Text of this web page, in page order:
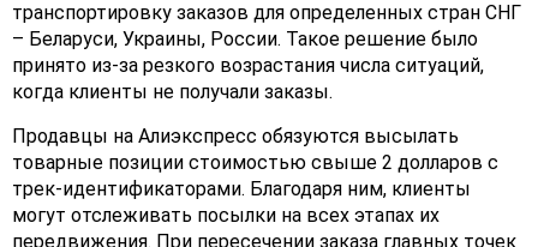
транспортировку заказов для определенных стран СНГ
– Беларуси, Украины, России. Такое решение было
принято из-за резкого возрастания числа ситуаций,
когда клиенты не получали заказы.
Продавцы на Алиэкспресс обязуются высылать
товарные позиции стоимостью свыше 2 долларов с
трек-идентификаторами. Благодаря ним, клиенты
могут отслеживать посылки на всех этапах их
передвижения. При пересечении заказа главных точек